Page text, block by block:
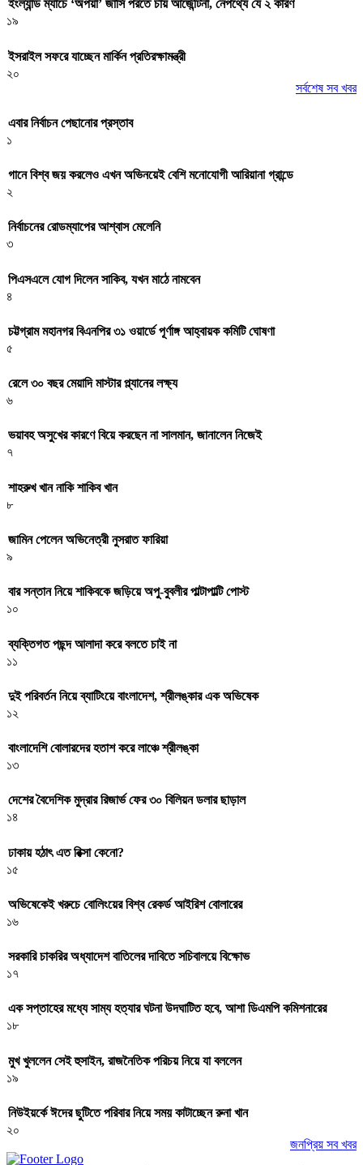
ইংল্যান্ড ম্যাচে ‘অপয়া’ জার্সি পরতে চায় আর্জেন্টিনা, নেপথ্যে যে ২ কারণ
১৯
ইসরাইল সফরে যাচ্ছেন মার্কিন প্রতিরক্ষামন্ত্রী
২০
সর্বশেষ সব খবর
এবার নির্বাচন পেছানোর প্রস্তাব
১
গানে বিশ্ব জয় করলেও এখন অভিনয়েই বেশি মনোযোগী আরিয়ানা গ্রান্ডে
২
নির্বাচনের রোডম্যাপের আশ্বাস মেলেনি
৩
পিএসএলে যোগ দিলেন সাকিব, যখন মাঠে নামবেন
৪
চট্টগ্রাম মহানগর বিএনপির ৩১ ওয়ার্ডে পূর্ণাঙ্গ আহ্বায়ক কমিটি ঘোষণা
৫
রেলে ৩০ বছর মেয়াদি মাস্টার প্ল্যানের লক্ষ্য
৬
ভয়াবহ অসুখের কারণে বিয়ে করছেন না সালমান, জানালেন নিজেই
৭
শাহরুখ খান নাকি শাকিব খান
৮
জামিন পেলেন অভিনেত্রী নুসরাত ফারিয়া
৯
বার সন্তান নিয়ে শাকিবকে জড়িয়ে অপু-বুবলীর পাল্টাপাল্টি পোস্ট
১০
ব্যক্তিগত পছন্দ আলাদা করে বলতে চাই না
১১
দুই পরিবর্তন নিয়ে ব্যাটিংয়ে বাংলাদেশ, শ্রীলঙ্কার এক অভিষেক
১২
বাংলাদেশি বোলারদের হতাশ করে লাঞ্চে শ্রীলঙ্কা
১৩
দেশের বৈদেশিক মুদ্রার রিজার্ভ ফের ৩০ বিলিয়ন ডলার ছাড়াল
১৪
ঢাকায় হঠাৎ এত রিক্সা কেনো?
১৫
অভিষেকেই খরুচে বোলিংয়ের বিশ্ব রেকর্ড আইরিশ বোলারের
১৬
সরকারি চাকরির অধ্যাদেশ বাতিলের দাবিতে সচিবালয়ে বিক্ষোভ
১৭
এক সপ্তাহের মধ্যে সাম্য হত্যার ঘটনা উদঘাটিত হবে, আশা ডিএমপি কমিশনারের
১৮
মুখ খুললেন সেই হুসাইন, রাজনৈতিক পরিচয় নিয়ে যা বললেন
১৯
নিউইয়র্কে ঈদের ছুটিতে পরিবার নিয়ে সময় কাটাচ্ছেন রুনা খান
২০
জনপ্রিয় সব খবর